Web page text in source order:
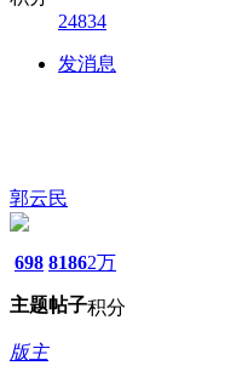
24834
发消息
郭云民
698
主题
8186
帖子
2万
积分
版主